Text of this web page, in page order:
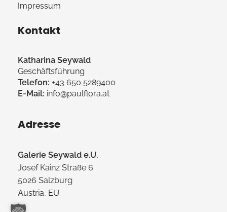
Impressum
Kontakt
Katharina Seywald
Geschäftsführung
Telefon: +43 650 5289400
E-Mail: info@paulflora.at
Adresse
Galerie Seywald e.U.
Josef Kainz Straße 6
5026 Salzburg
Austria, EU